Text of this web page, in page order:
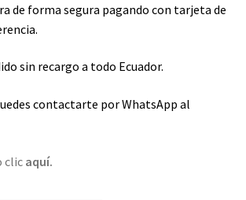
de forma segura pagando con tarjeta de
sin recargo a todo Ecuador.
contactarte por WhatsApp al
clic aquí.